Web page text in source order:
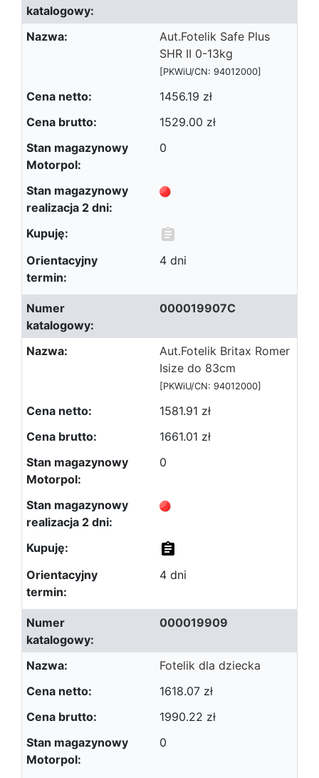
Aut.Fotelik Safe Plus
SHR II 0-13kg
[PKWiU/CN: 94012000]
1456.19 zł
1529.00 zł
0
4 dni
000019907C
Aut.Fotelik Britax Romer
Isize do 83cm
[PKWiU/CN: 94012000]
1581.91 zł
1661.01 zł
0
4 dni
000019909
Fotelik dla dziecka
1618.07 zł
1990.22 zł
0